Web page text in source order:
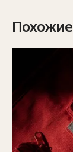
Похожие